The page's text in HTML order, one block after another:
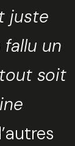
juste
fallu un
soit